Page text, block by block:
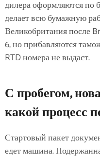
дилера оформляются по
делает всю бумажную
Великобритания после
6, но прибавляются
RTD номера не выдаст.
С пробегом,
какой процесс
Стартовый пакет
едет машина.